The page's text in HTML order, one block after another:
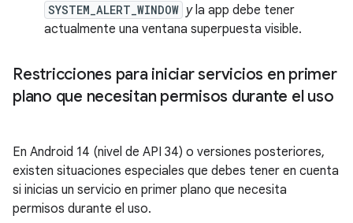
SYSTEM_ALERT_WINDOW yla app debe tener
actualmente una ventana superpuesta visible.
Restricciones para iniciar servicios en primer
plano que necesitan permisos durante el uso
En Android 14 (nivel de API 34) o versiones posteriores,
existen situaciones especiales que debes tener en cuenta
si inicias un servicio en primer plano que necesita
permisos durante el uso.